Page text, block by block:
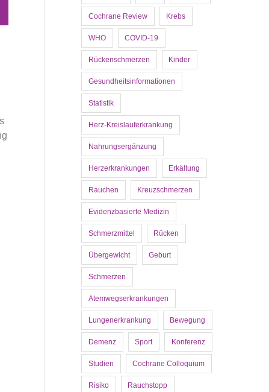
Cochrane Review Krebs
WHO COVID-19
Rückenschmerzen Kinder
Gesundheitsinformationen
Statistik
Herz-Kreislauferkrankung
Nahrungsergänzung
Herzerkrankungen Erkältung
Rauchen Kreuzschmerzen
Evidenzbasierte Medizin
Schmerzmittel Rücken
Übergewicht Geburt
Schmerzen
Atemwegserkrankungen
Lungenerkrankung Bewegung
Demenz Sport Konferenz
Studien Cochrane Colloquium
Risiko Rauchstopp